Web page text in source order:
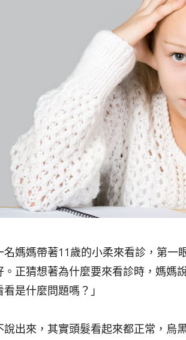
名媽媽帶著11歲的小柔來看診，第
。正猜想著為什麼要來看診時，媽媽
是什麼問題嗎？」
說出來，其實頭髮看起來都正常，烏